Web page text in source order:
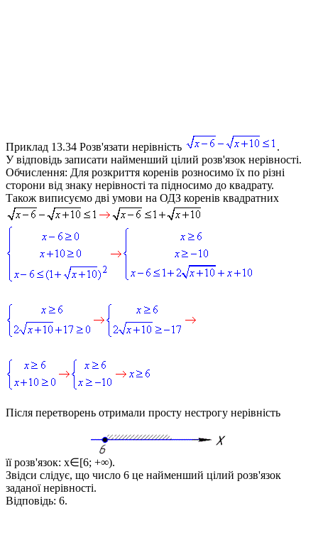
Приклад 13.34 Розв'язати нерівність
.
У відповідь записати найменший цілий розв'язок нерівності.
Обчислення: Для розкриття коренів розносимо їх по різні
сторони від знаку нерівності та підносимо до квадрату.
Також виписуємо дві умови на ОДЗ коренів квадратних
Після перетворень отримали просту нестрогу нерівність
її розв'язок: x∈[6; +∞).
Звідси слідує, що число 6 це найменший цілий розв'язок
заданої нерівності.
Відповідь: 6.